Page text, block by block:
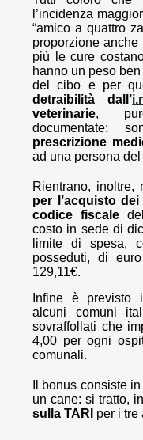
l’incidenza
“amico a quattro
proporzione
più le cure
hanno un peso
del cibo e per
detraibilità dall’
veterinarie,
documentate:
prescrizione
ad una persona
Rientrano, inoltre,
per l’acquisto
codice fiscaledel
costo in sede di
limite di spesa,
posseduti, di
129,11€.
Infine è previsto
alcuni comuni
sovraffollati che
4,00 per ogni
comunali.
Il bonus consiste
un cane: si tratto,
sulla TARI per i tre